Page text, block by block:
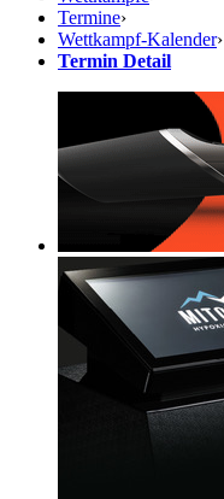
Termine›
Wettkampf-Kalender›
Termin Detail